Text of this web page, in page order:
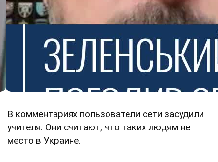
В комментариях пользователи сети засудили
учителя. Они считают, что таких людям не
место в Украине.